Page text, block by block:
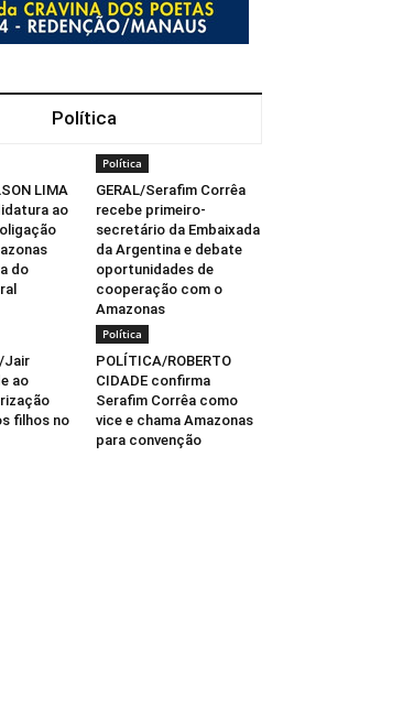
Política
LIMA
ao
do
Política
GERAL/Serafim Corrêa
recebe primeiro-
secretário da Embaixada
da Argentina e debate
oportunidades de
cooperação com o
Amazonas
Jair
ao
filhos no
Política
POLÍTICA/ROBERTO
CIDADE confirma
Serafim Corrêa como
vice e chama Amazonas
para convenção